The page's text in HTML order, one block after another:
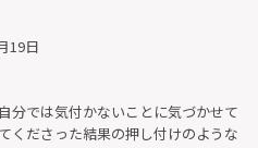
19日
分では気付かないことに気づかせて
くださった結果の押し付けのような